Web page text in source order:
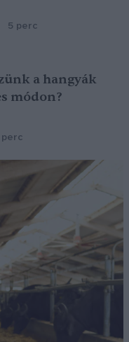
5 perc
a hangyák
módon?
perc